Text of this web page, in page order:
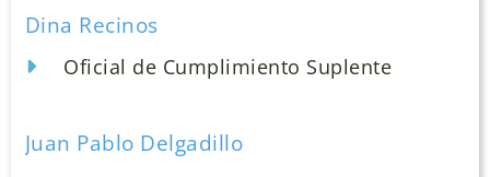
Dina Recinos
Oficial de Cumplimiento Suplente
Juan Pablo Delgadillo